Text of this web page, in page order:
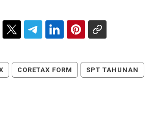
CORETAX FORM SPT TAHUNAN